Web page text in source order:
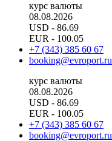
курс валюты
08.08.2026
USD - 86.69
EUR - 100.05
+7 (343) 385 60 67
booking@evroport.ru
курс валюты
08.08.2026
USD - 86.69
EUR - 100.05
+7 (343) 385 60 67
booking@evroport.ru